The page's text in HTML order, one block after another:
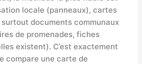
locale (panneaux), cartes
documents communaux
de promenades, fiches
existent). C’est exactement
compare une carte de